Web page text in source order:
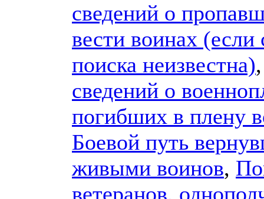
сведений о
вести воинах (если
поиска неизвестна)
сведений о
погибших в плену
Боевой путь
живыми воинов,
ветеранов,